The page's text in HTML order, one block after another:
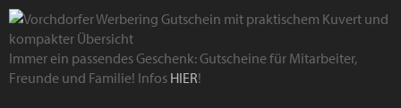
Immer ein passendes Geschenk: Gutscheine für Mitarbeiter,
Freunde und Familie! Infos HIER!